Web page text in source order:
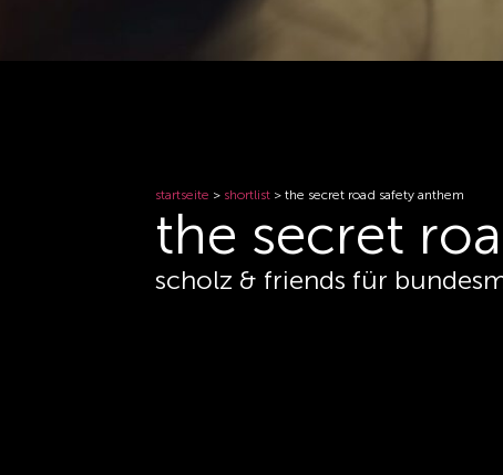
startseite > shortlist> the secret road safety anthem
the secret
scholz & friends für